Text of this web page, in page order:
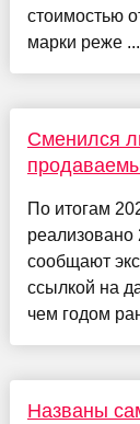
стоимостью
марки реже ...
Сменился
По итогам
реализовано
сообщают
ссылкой на
чем годом
Названы